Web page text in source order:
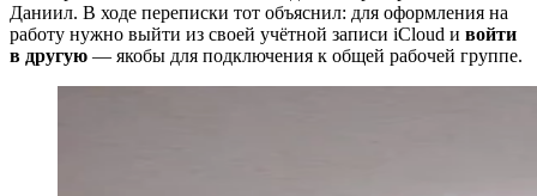
Даниил. В ходе переписки тот объяснил: для оформления на
работу нужно выйти из своей учётной записи iCloud и войти
в другую — якобы для подключения к общей рабочей группе.